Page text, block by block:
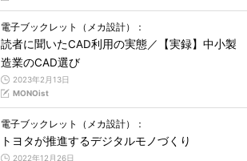
電子ブックレット（メカ設計）：
読者に聞いたCAD利用の実態／【実録】中小製
造業のCAD選び
2023年2月13日
MONOist
電子ブックレット（メカ設計）：
トヨタが推進するデジタルモノづくり
2022年12月26日